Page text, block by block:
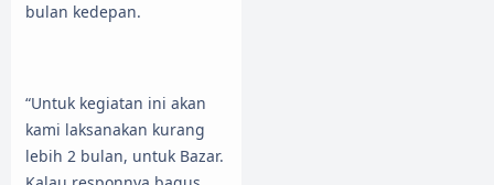
bulan kedepan.
“Untuk kegiatan ini akan
kami laksanakan kurang
lebih 2 bulan, untuk Bazar.